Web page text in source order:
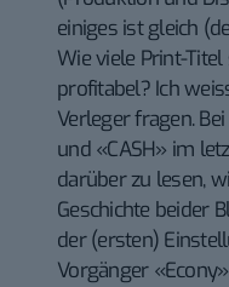
einiges ist gleich
Wie viele Print-
profitabel? Ich
Verleger fragen.
und «CASH» im
darüber zu lesen,
Geschichte beider
der (ersten)
Vorgänger